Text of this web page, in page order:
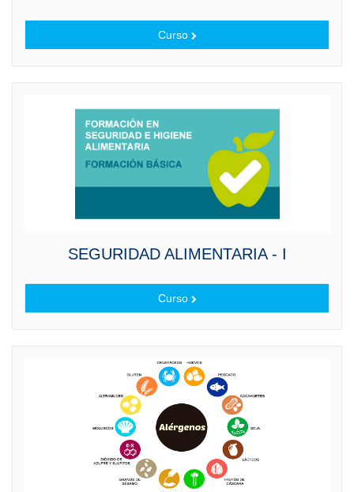
Curso
SEGURIDAD ALIMENTARIA - I
Curso